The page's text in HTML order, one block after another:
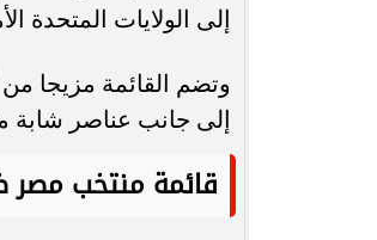
إلى الولايات المتحدة
وتضم القائمة مزيجا
إلى جانب عناصر شابة
قائمة منتخب مصر